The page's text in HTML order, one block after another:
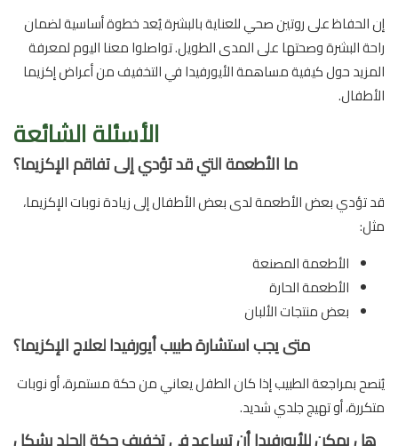
إن الحفاظ على روتين صحي للعناية بالبشرة يُعد خطوة أساسية لضمان
راحة البشرة وصحتها على المدى الطويل. تواصلوا معنا اليوم لمعرفة
المزيد حول كيفية مساهمة الأيورفيدا في التخفيف من أعراض إكزيما
الأطفال.
الأسئلة الشائعة
ما الأطعمة التي قد تؤدي إلى تفاقم الإكزيما؟
قد تؤدي بعض الأطعمة لدى بعض الأطفال إلى زيادة نوبات الإكزيما،
مثل:
الأطعمة المصنعة
الأطعمة الحارة
بعض منتجات الألبان
متى يجب استشارة طبيب أيورفيدا لعلاج الإكزيما؟
يُنصح بمراجعة الطبيب إذا كان الطفل يعاني من حكة مستمرة، أو نوبات
متكررة، أو تهيج جلدي شديد.
هل يمكن للأيورفيدا أن تساعد في تخفيف حكة الجلد بشكل